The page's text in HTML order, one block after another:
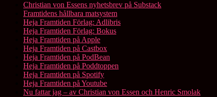
Christian von Essens nyhetsbrev på Substack
Framtidens hållbara matsystem
Heja Framtiden Förlag: Adlibris
Heja Framtiden Förlag: Bokus
Heja Framtiden på Apple
Heja Framtiden på Castbox
Heja Framtiden på PodBean
Heja Framtiden på Poddtoppen
Heja Framtiden på Spotify
Heja Framtiden på Youtube
Nu fattar jag – av Christian von Essen och Henric Smolak